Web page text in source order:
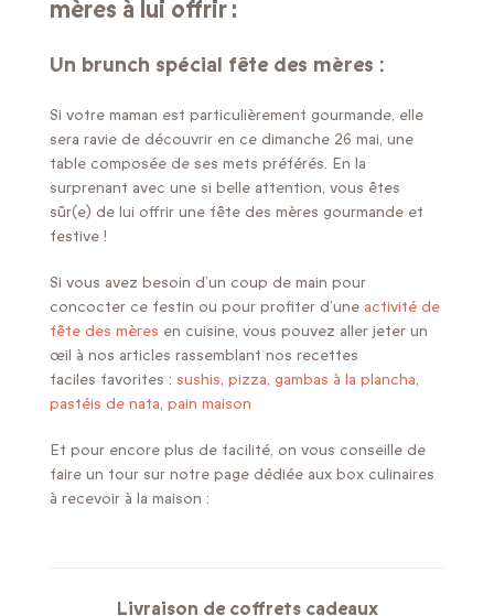
mères à lui offrir :
Un brunch spécial fête des mères :
Si votre maman est particulièrement gourmande, elle
sera ravie de découvrir en ce dimanche 26 mai, une
table composée de ses mets préférés. En la
surprenant avec une si belle attention, vous êtes
sûr(e) de lui offrir une fête des mères gourmande et
festive !
Si vous avez besoin d’un coup de main pour
concocter ce festin ou pour profiter d’une activité de
fête des mères en cuisine, vous pouvez aller jeter un
œil à nos articles rassemblant nos recettes
faciles favorites : sushis, pizza, gambas à la plancha,
pastéis de nata, pain maison
Et pour encore plus de facilité, on vous conseille de
faire un tour sur notre page dédiée aux box culinaires
à recevoir à la maison :
Livraison de coffrets cadeaux